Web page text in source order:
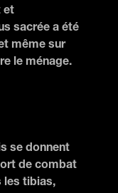
et
sacrée a été
même sur
le ménage.
se donnent
de combat
les tibias,